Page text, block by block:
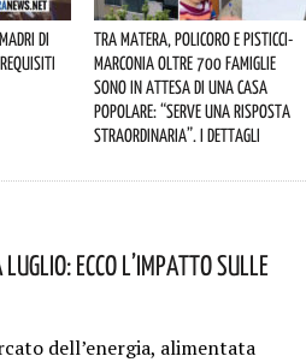
di
Tra Matera, Policoro e Pisticci-
Marconia oltre 700 famiglie
sono in attesa di una casa
popolare: “serve una risposta
straordinaria”. I dettagli
Luglio: Ecco L’impatto Sulle
dell’energia, alimentata